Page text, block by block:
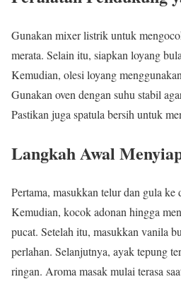
Gunakan mixer listrik untuk
merata. Selain itu, siapkan loyang
Kemudian, olesi loyang
Gunakan oven dengan suhu stabil
Pastikan juga spatula bersih untuk
Langkah Awal
Pertama, masukkan telur dan gula ke
Kemudian, kocok adonan hingga
pucat. Setelah itu, masukkan vanila
perlahan. Selanjutnya, ayak tepung
ringan. Aroma masak mulai terasa